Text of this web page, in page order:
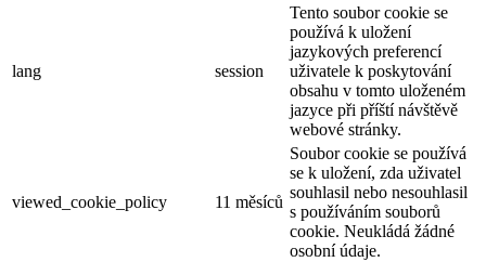
lang session
Tento soubor cookie se
používá k uložení
jazykových preferencí
uživatele k poskytování
obsahu v tomto uloženém
jazyce při příští návštěvě
webové stránky.
viewed_cookie_policy 11 měsíců
Soubor cookie se používá
se k uložení, zda uživatel
souhlasil nebo nesouhlasil
s používáním souborů
cookie. Neukládá žádné
osobní údaje.